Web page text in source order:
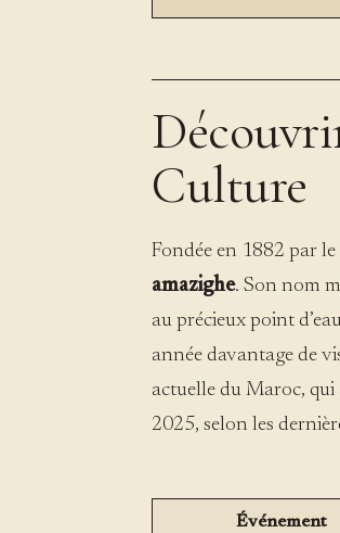
Culture
Fondée en 1882 par
amazighe. Son nom
au précieux point
année davantage de
actuelle du Maroc, qui
2025, selon les
Événement